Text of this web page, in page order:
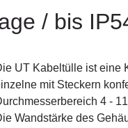
/ bis
UT Kabeltülle ist eine
mit Steckern
4 -
Wandstärke des